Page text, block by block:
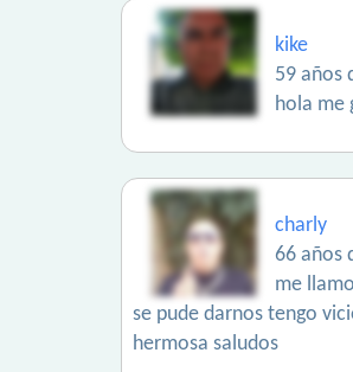
kike
59 años
hola me
charly
66 años
me
se pude darnos tengo
hermosa saludos